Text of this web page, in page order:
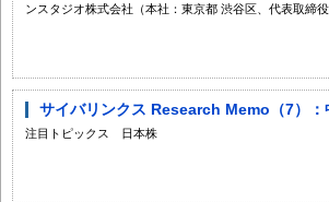
ンスタジオ株式会社（本社：東京都 渋谷区、代表取締役
サイバリンクス Research Memo（7）
注目トピックス 日本株